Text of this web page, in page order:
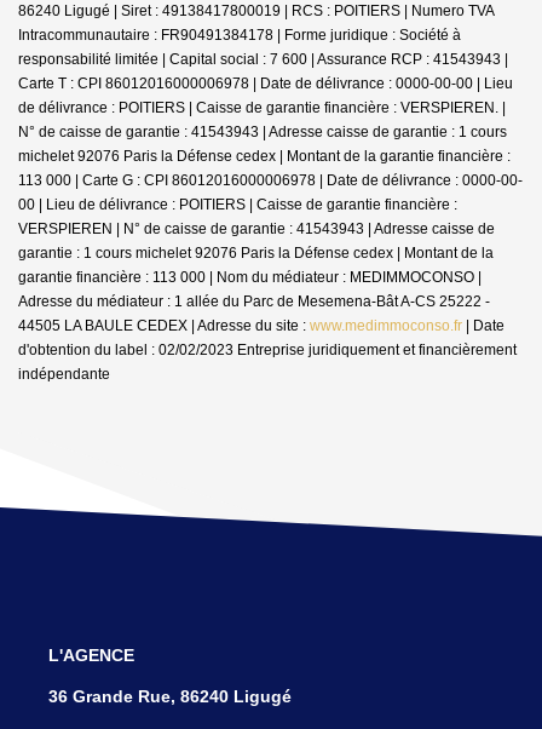
86240 Ligugé | Siret : 49138417800019 | RCS : POITIERS | Numero TVA
Intracommunautaire : FR90491384178 | Forme juridique : Société à
responsabilité limitée | Capital social : 7 600 | Assurance RCP : 41543943 |
Carte T : CPI 86012016000006978 | Date de délivrance : 0000-00-00 | Lieu
de délivrance : POITIERS | Caisse de garantie financière : VERSPIEREN. |
N° de caisse de garantie : 41543943 | Adresse caisse de garantie : 1 cours
michelet 92076 Paris la Défense cedex | Montant de la garantie financière :
113 000 | Carte G : CPI 86012016000006978 | Date de délivrance : 0000-00-
00 | Lieu de délivrance : POITIERS | Caisse de garantie financière :
VERSPIEREN | N° de caisse de garantie : 41543943 | Adresse caisse de
garantie : 1 cours michelet 92076 Paris la Défense cedex | Montant de la
garantie financière : 113 000 | Nom du médiateur : MEDIMMOCONSO |
Adresse du médiateur : 1 allée du Parc de Mesemena-Bât A-CS 25222 -
44505 LA BAULE CEDEX | Adresse du site : www.medimmoconso.fr | Date
d'obtention du label : 02/02/2023 Entreprise juridiquement et financièrement
indépendante
L'AGENCE
36 Grande Rue, 86240 Ligugé